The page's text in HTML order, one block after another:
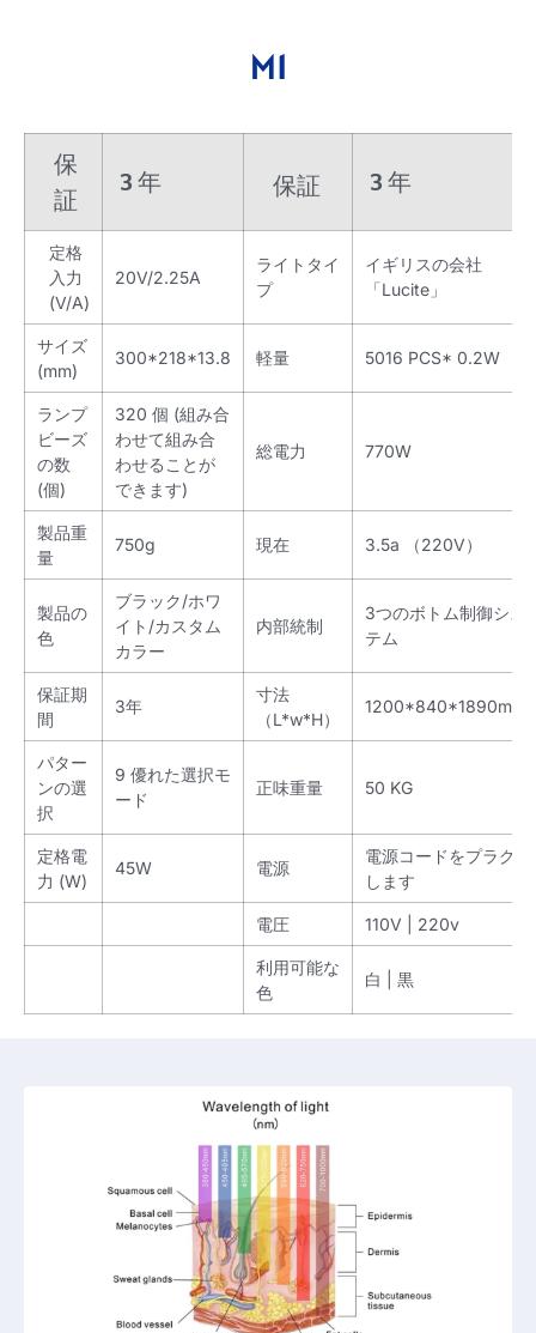
M1
保
証
3 年 保証 3 年
定格
入力
(V/A)
20V/2.25A
ライトタイ
プ
イギリスの会社
「Lucite」
サイズ
(mm)
300*218*13.8 軽量 5016 PCS* 0.2W
ランプ
ビーズ
の数
(個)
320 個 (組み合
わせて組み合
わせることが
できます)
総電力 770W
製品重
量
750g 現在 3.5a （220V）
製品の
色
ブラック/ホワ
イト/カスタム
カラー
内部統制
3つのボトム制御シス
テム
保証期
間
3年
寸法
（L*w*H）
1200*840*1890mm
パター
ンの選
択
9 優れた選択モ
ード
正味重量 50 KG
定格電
力 (W)
45W 電源
電源コードをプラグ
します
電圧 110V | 220v
利用可能な
色
白 | 黒